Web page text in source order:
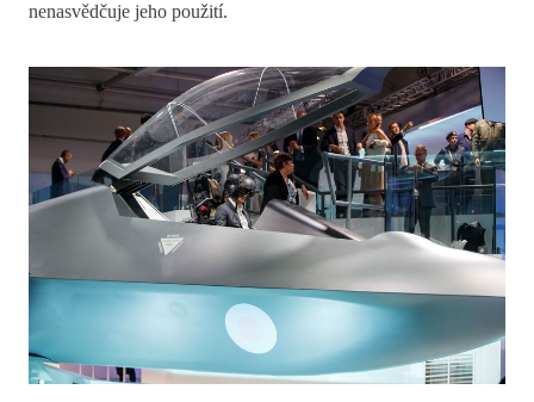
nenasvědčuje jeho použití.